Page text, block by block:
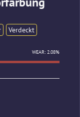
Verdeckt
WEAR: 2.08%